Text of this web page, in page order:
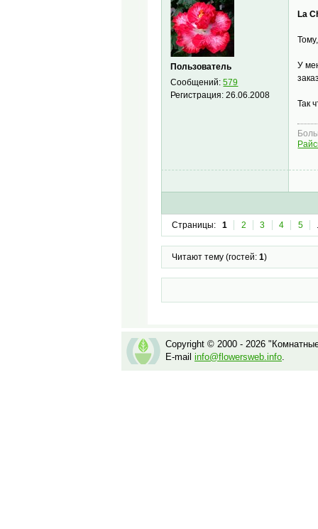
Пользователь
Сообщений:579
Регистрация:26.06.2008
La
У
Так
Страницы: 1 2 3 4 5
Читают тему (гостей: 1)
Copyright © 2000 - 2026
E-mail info@flowersweb.info.